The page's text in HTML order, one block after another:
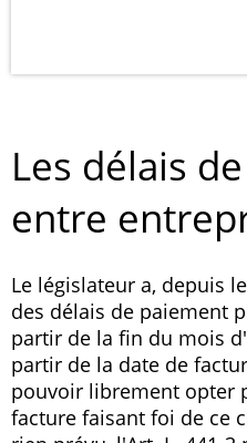
Les délais
entre
Le législateur a, depuis
des délais de paiement
partir de la fin du mois
partir de la date de
pouvoir librement opter
facture faisant foi de ce